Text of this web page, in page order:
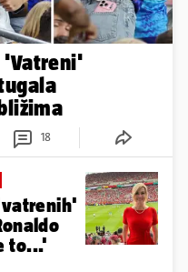
'Vatreni'
18
to...'